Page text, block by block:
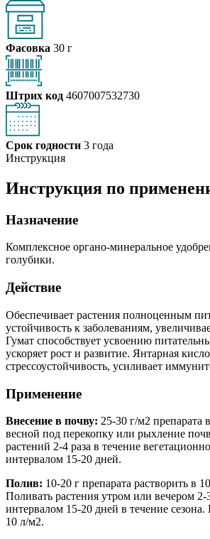
Фасовка 30 г
Штрих код 4607007532730
Срок годности 3 года
Инструкция
Инструкция по
Назначение
Комплексное органо-минеральное
голубики.
Действие
Обеспечивает растения полноценным
устойчивость к заболеваниям,
Гумат способствует усвоению
ускоряет рост и развитие. Янтарная
стрессоустойчивость, усиливает
Применение
Внесение в почву: 25-30 г/м2 препарата
весной под перекопку или рыхление
растений 2-4 раза в течение
интервалом 15-20 дней.
Полив: 10-20 г препарата растворить в
Поливать растения утром или вечером 2-3
интервалом 15-20 дней в течение сезона.
10 л/м2.